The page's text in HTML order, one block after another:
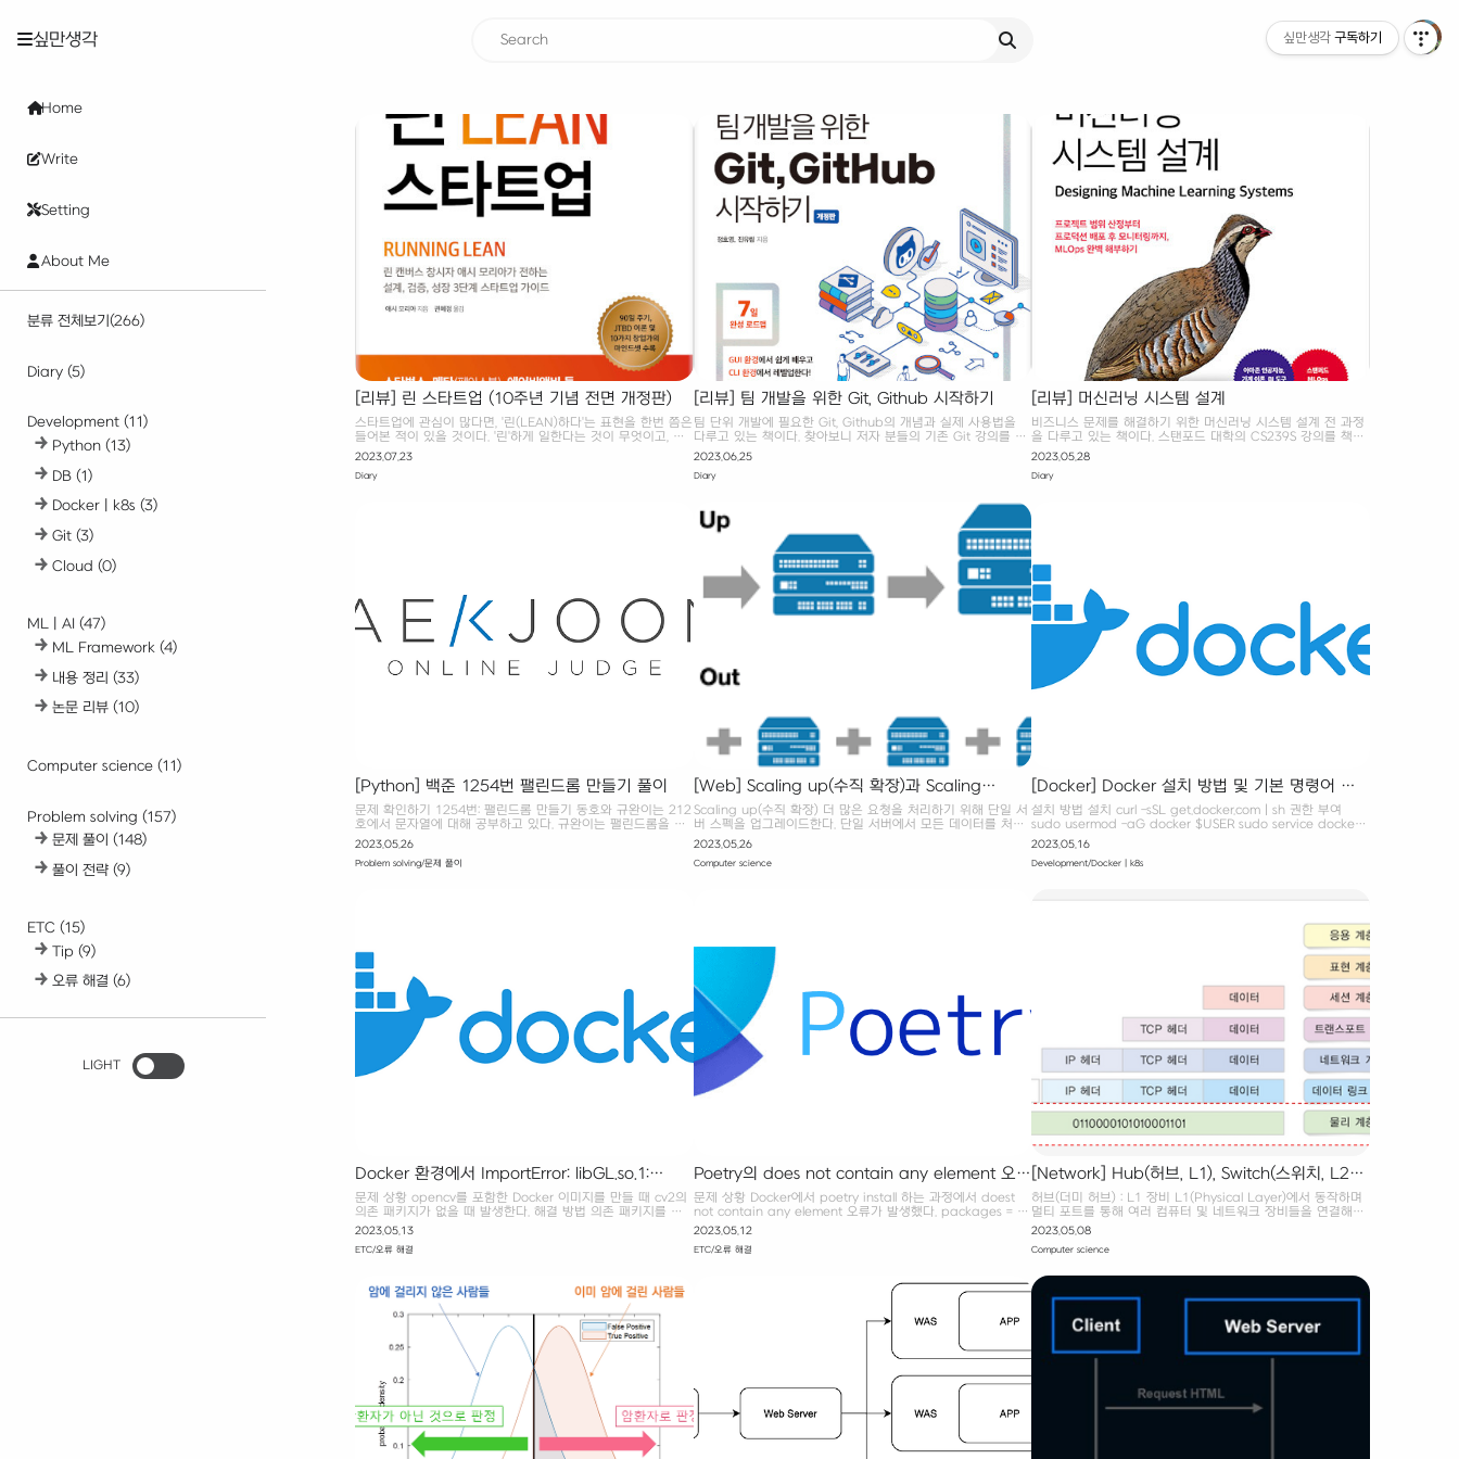
싶만생각
Home
Write
Setting
About Me
분류 전체보기(266)
Diary (5)
Development (11)
Python(13)
DB(1)
Docker | k8s(3)
Git(3)
Cloud(0)
ML | AI (47)
ML Framework(4)
내용 정리(33)
논문 리뷰(10)
Computer science (11)
Problem solving (157)
문제 풀이(148)
풀이 전략(9)
ETC (15)
Tip(9)
오류 해결(6)
LIGHT
[리뷰] 린 스타트업 (10주년 기념 전면 개정판)
스타트업에 관심이 많다면, '린(LEAN)하다'는 표현을 한번 쯤은
들어본 적이 있을 것이다. '린'하게 일한다는 것이 무엇이고, 또
어떻게 실천할 수 있는 지에 대해서 궁금 하다면, 위 책을 읽는
것을 추천한다. 책에선 아이디어를 시장에 적합한 제품으로 만
들기 까지의 과정을 설계 - 검증 - 성장의 단계로 구분해 제시
2023.07.23
Diary
[리뷰] 팀 개발을 위한 Git, Github 시작하기
팀 단위 개발에 필요한 Git, Github의 개념과 실제 사용법을
다루고 있는 책이다. 찾아보니 저자 분들의 기존 Git 강의를 좀
더 발전 시켜서 책으로 까지 출판한 거 같다. 그래서 아래 링크
를 참고하면 책이 대략적으로 어떤 느낌으로 서술돼 있는지 확
인할 수 있을 것이다..! 초심자를 위한 Github 협업 튜토리얼
https://milooy.github.io/ (wordpress.com) [무료] Git과
GitHub 시작하기 - 인프런 | 강의 (inflearn.com) 책은 ‘무조건
쉽게. 단, 제대로’라는 집필 목표에 충실하게 구성돼 있다. 따라
서 Git과 Github를 먼저 GUI 환경에서 익히고, 이후 CLI 환경
에서 레벨업할 수 있는 다..
2023.06.25
Diary
[리뷰] 머신러닝 시스템 설계
비즈니스 문제를 해결하기 위한 머신러닝 시스템 설계 전 과정
을 다루고 있는 책이다. 스탠포드 대학의 CS239S 강의를 책으
로 재 구성한 것으로, 머신러닝 실무자인 저자의 다양한 노하우
가 담겨져 있다. 시스템 설계 시 고민해야 할 점과 발생할 수 있
는 문제들을 미리 짚어주기 때문에, 기존의 시스템을 이해할 때
연속 학습 등의 순으로 설계 과정을 차례로 다루고, 이를 통해
다양한 팁과 문제 해..
2023.05.28
Diary
[Python] 백준 1254번 팰린드롬 만들기 풀이
문제 확인하기 1254번: 팰린드롬 만들기 동호와 규완이는 212
호에서 문자열에 대해 공부하고 있다. 규완이는 팰린드롬을 엄
청나게 좋아한다. 팰린드롬이란 앞에서부터 읽으나 뒤에서부터
읽으나 같게 읽히는 문자열을 말한다. 동호는
www.acmicpc.net 나의 풀이 팰린드롬은 앞으로 읽어도, 거꾸
palindrome = S + S[:i][::-1] print(..
2023.05.26
Problem solving/문제 풀이
[Web] Scaling up(수직 확장)과 Scaling
out(수평 확장) 알아보기
Scaling up(수직 확장) 더 많은 요청을 처리하기 위해 단일 서
버 스펙을 업그레이드한다. 단일 서버에서 모든 데이터를 처리
하기 때문에, Data Integrity(데이터 무결성)와 Data
Consistency(데이터 정합성)가 중요한 DB 서버 등에서 활용
된다. 단일 서버에 부하가 집중되는 특징이 있고, 서버 이상 시
하다. 물론 그 만큼 유연성은 떨어진다. Scaling o..
2023.05.26
Computer science
[Docker] Docker 설치 방법 및 기본 명령어 알
아보기
설치 방법 설치 curl -sSL get.docker.com | sh 권한 부여
sudo usermod -aG docker $USER sudo service docker
restart Docker 관련 명령어 docker run Image(이미지)를
통해 Container(컨테이너) 생성 docker run 명령어 기본 형
식 docker run () () () 옵션 -it : 터미널을 활용해 컨테이너 접
docker run -p 80:8080 -d : 컨테이너를 백그라운드에서 실
2023.05.16
Development/Docker | k8s
Docker 환경에서 ImportError: libGL.so.1:
cannot open shared object file: No such file
or directory 발생 시 해결 방법
문제 상황 opencv를 포함한 Docker 이미지를 만들 때 cv2의
의존 패키지가 없을 때 발생한다. 해결 방법 의존 패키지를 추
가로 설치하거나 opencv-python-headless과 같이 애초에
서버용으로 제작된 라이브러리를 활용하자. opencv-python-
headless 사용하기 RUN pip3 install opencv-python-
&& apt-get install libgl1-mesa-glx -y RUN apt-get
update && apt-get install ffmpeg libsm6 libxext6 -y 참
고 ImportError: libGL.so.1: cannot open shared object
2023.05.13
ETC/오류 해결
Poetry의 does not contain any element 오류
해결하기
문제 상황 Docker에서 poetry install 하는 과정에서 doest
not contain any element 오류가 발생했다. packages = []
가 설정돼 있어, 상위 디렉토리의 의존성까지 확인하는 것이 원
인이라고 한다. packages = [{include = "style_transfer"}] 해
결 방법 1. poetry install에 --no-root 옵션을 준다. poetry
packages = [{include = "style_transfer"}] 참고 Poetry
install on an existing project Error "does not contain
2023.05.12
ETC/오류 해결
[Network] Hub(허브, L1), Switch(스위치, L2),
Router(라우터, L3), 공유기(L4) 차이점 알아보기
허브(더미 허브) : L1 장비 L1(Physical Layer)에서 동작하며
멀티 포트를 통해 여러 컴퓨터 및 네트워크 장비들을 연결해주
는 장치이다. 신호를 증폭해주는 리피터이기도 하다. 허브는 L1
장비라서 통신 시 목적지로서 활용할 수 있는 MAC, IP 정보가
없다. 따라서 통신 시 모든 장비에게 데이터를 전송하게 된다.
되는 구조이다. 스위치 : L2 장비 L2(Data-Link Layer)에서
동작하며 Frames(프레임)의 MAC 주소를 참고해 해당하는 장
의 MAC 주소를 테이블로 저장하고 있는데, 입력된 프레임의
2023.05.08
Computer science
싶만생각 구독하기